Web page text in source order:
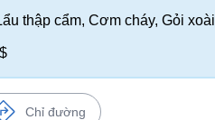
thập cẩm, Cơm cháy, Gỏi xoài
Chỉ đường